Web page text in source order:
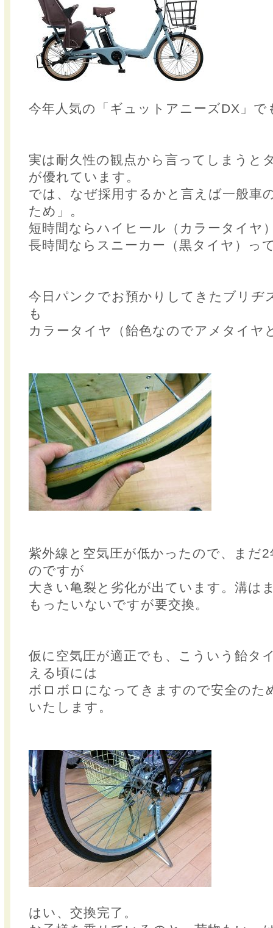
今年人気の「ギュットアニーズDX」
実は耐久性の観点から言ってしまうと
が優れています。
では、なぜ採用するかと言えば一般車
ため」。
短時間ならハイヒール（カラータイヤ
長時間ならスニーカー（黒タイヤ）っ
今日パンクでお預かりしてきたブリヂ
も
カラータイヤ（飴色なのでアメタイヤ
紫外線と空気圧が低かったので、まだ
のですが
大きい亀裂と劣化が出ています。溝は
もったいないですが要交換。
仮に空気圧が適正でも、こういう飴タ
える頃には
ボロボロになってきますので安全のた
いたします。
はい、交換完了。